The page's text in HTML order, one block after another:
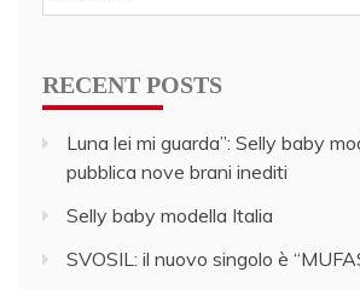
for:
RECENT POSTS
Luna lei mi guarda”: Selly baby
pubblica nove brani inediti
Selly baby modella Italia
SVOSIL: il nuovo singolo è